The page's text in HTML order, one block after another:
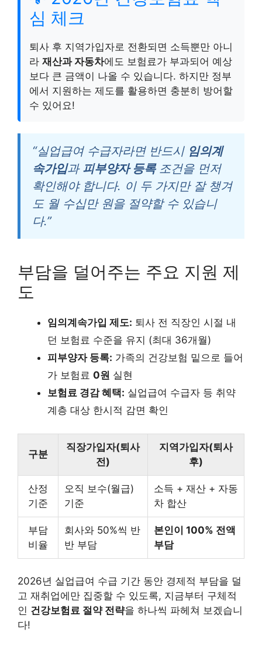
심 체크
퇴사 후 지역가입자로 전환되면 소득뿐만 아니
라 재산과 자동차에도 보험료가 부과되어 예상
보다 큰 금액이 나올 수 있습니다. 하지만 정부
에서 지원하는 제도를 활용하면 충분히 방어할
수 있어요!
“실업급여 수급자라면 반드시 임의계
속가입과 피부양자 등록조건을 먼저
확인해야 합니다. 이 두 가지만 잘 챙겨
도 월 수십만 원을 절약할 수 있습니
다.”
부담을 덜어주는 주요 지원 제
도
임의계속가입 제도: 퇴사 전 직장인 시절 내
던 보험료 수준을 유지 (최대 36개월)
피부양자 등록: 가족의 건강보험 밑으로 들어
가 보험료 0원 실현
보험료 경감 혜택: 실업급여 수급자 등 취약
계층 대상 한시적 감면 확인
구분
직장가입자(퇴사
전)
지역가입자(퇴사
후)
산정
기준
오직 보수(월급)
기준
소득 + 재산 + 자동
차 합산
부담
비율
회사와 50%씩 반
반 부담
본인이 100% 전액
부담
2026년 실업급여 수급 기간 동안 경제적 부담을 덜
고 재취업에만 집중할 수 있도록, 지금부터 구체적
인 건강보험료 절약 전략을 하나씩 파헤쳐 보겠습니
다!